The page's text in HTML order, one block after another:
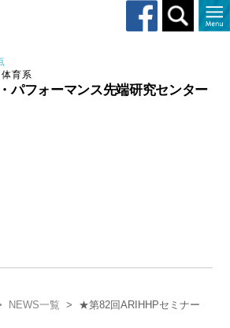
育系
パフォーマンス先端研究センター
Toggle
search
NEWS一覧 > ★第82回ARIHHPセミナー